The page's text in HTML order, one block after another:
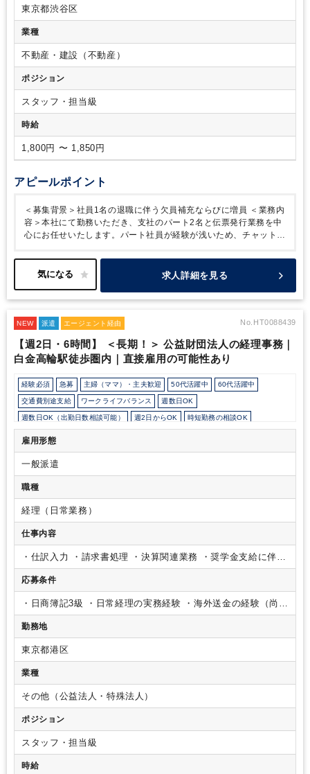
東京都渋谷区
業種
不動産・建設（不動産）
ポジション
スタッフ・担当級
時給
1,800円 〜 1,850円
アピールポイント
＜募集背景＞社員1名の退職に伴う欠員補充ならびに増員 ＜業務内
容＞本社にて勤務いただき、支社のパート2名と伝票発行業務を中
心にお任せいたします。パート社員が経験が浅いため、チャットツ
想定しております。＜働き方＞勤務日数：週4～5日就業時間：6
～8時間で相談可能
求人詳細を見る
NEW 派遣 エージェント経由 No.HT0088439
【週2日・6時間】 ＜長期！＞ 公益財団法人の経理事務｜
白金高輪駅徒歩圏内｜直接雇用の可能性あり
経験必須 急募 主婦（ママ）・主夫歓迎 50代活躍中 60代活躍中
交通費別途支給 ワークライフバランス 週数日OK
週数日OK（出勤日数相談可能） 週2日からOK 時短勤務の相談OK
定時早め 16時以前退社OK 1日5時間以内でもOK 残業なし 扶養控除内
オフィスカジュアルOK
少人数の職場（所属部門の人数3人以下）
業務手順等のOJT 土日祝休み 完全週休2日制 英語力不要
雇用形態
一般派遣
職種
経理（日常業務）
仕事内容
・仕訳入力 ・請求書処理 ・決算関連業務 ・奨学金支給に伴う
海外送金対応（年2回）・議事録への押印・署名手続き・内閣
府への事業報告書の作成
応募条件
・日商簿記3級 ・日常経理の実務経験 ・海外送金の経験（尚
可）
勤務地
東京都港区
業種
その他（公益法人・特殊法人）
ポジション
スタッフ・担当級
時給